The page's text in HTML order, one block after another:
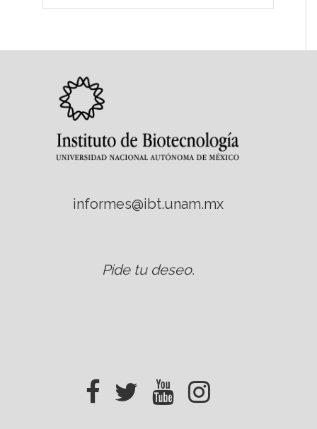
informes@ibt.unam.mx
Pide tu deseo.